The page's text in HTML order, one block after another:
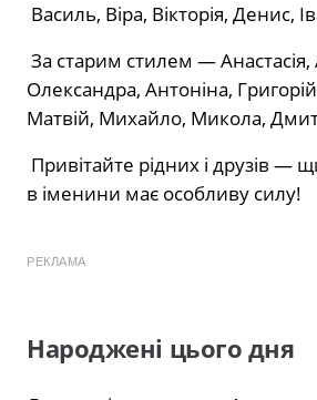
Василь, Віра, Вікторія, Денис,
За старим стилем — Анастасія,
Олександра, Антоніна,
Матвій, Михайло, Микола,
Привітайте рідних і друзів —
в іменини має особливу силу!
РЕКЛАМА
Народжені цього дня